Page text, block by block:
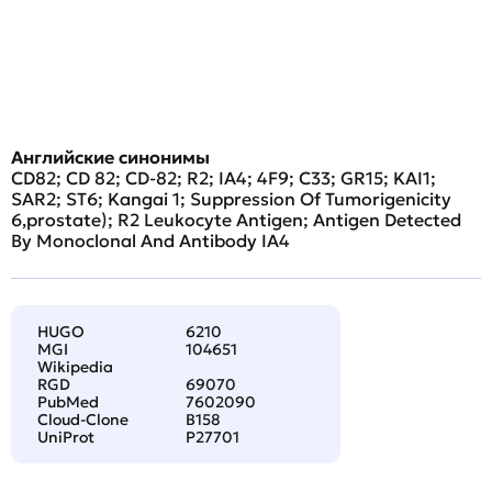
Английские синонимы
CD82; CD 82; CD-82; R2; IA4; 4F9; C33; GR15; KAI1;
SAR2; ST6; Kangai 1; Suppression Of Tumorigenicity
6,prostate); R2 Leukocyte Antigen; Antigen Detected
By Monoclonal And Antibody IA4
HUGO
6210
MGI
104651
Wikipedia
RGD
69070
PubMed
7602090
Cloud-Clone
B158
UniProt
P27701